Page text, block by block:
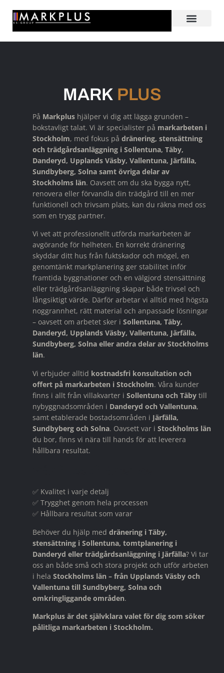
MARK PLUS
På Markplus hjälper vi dig att lägga grunden –
bokstavligt talat. Vi är specialister på markarbeten i
Stockholm, med fokus på dränering, stensättning
och trädgårdsanläggning i Sollentuna, Täby,
Danderyd, Upplands Väsby, Vallentuna, Järfälla,
Sundbyberg, Solna samt övriga delar av
Stockholms län. Oavsett om du ska bygga nytt,
renovera eller förvandla din trädgård till en mer
funktionell och trivsam plats, kan du räkna med oss
som en trygg partner.
Vi vet att professionellt utförda markarbeten är
avgörande för helheten. En korrekt dränering
skyddar ditt hus från fuktskador och mögel, en
genomtänkt markplanering ger stabilitet inför
framtida byggnationer och en välgjord stensättning
eller trädgårdsanläggning skapar både trivsel och
långsiktigt värde. Därför arbetar vi alltid med högsta
noggrannhet, rätt material och anpassade lösningar
– oavsett om arbetet sker i Sollentuna, Täby,
Danderyd, Upplands Väsby, Vallentuna, Järfälla,
Sundbyberg, Solna eller andra delar av Stockholms
län.
Vi erbjuder alltid kostnadsfri konsultation och
offert på markarbeten i Stockholm. Våra kunder
finns i allt från villakvarter i Sollentuna och Täby till
nybyggnadsområden i Danderyd och Vallentuna,
samt etablerade bostadsområden i Järfälla,
Sundbyberg och Solna. Oavsett var i Stockholms län
du bor, finns vi nära till hands för att leverera
hållbara resultat.
✅ Kvalitet i varje detalj
✅ Trygghet genom hela processen
✅ Hållbara resultat som varar
Behöver du hjälp med dränering i Täby,
stensättning i Sollentuna, tomtplanering i
Danderyd eller trädgårdsanläggning i Järfälla? Vi tar
oss an både små och stora projekt och utför arbeten
i hela Stockholms län – från Upplands Väsby och
Vallentuna till Sundbyberg, Solna och
omkringliggande områden.
Markplus är det självklara valet för dig som söker
pålitliga markarbeten i Stockholm.